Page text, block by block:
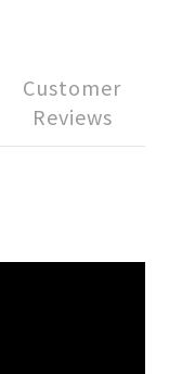
Customer
Reviews